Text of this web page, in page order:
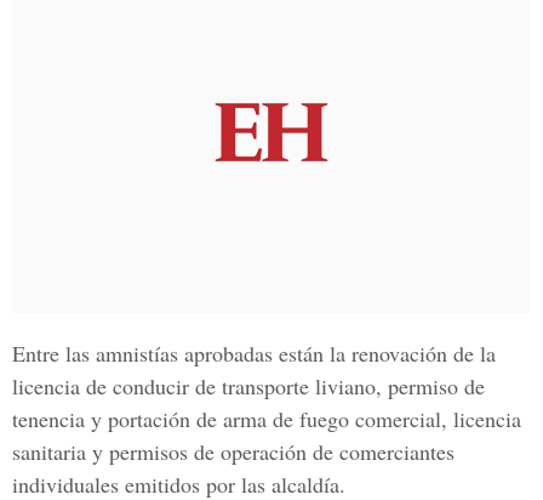
Entre las amnistías aprobadas están la renovación de la
licencia de conducir de transporte liviano, permiso de
tenencia y portación de arma de fuego comercial, licencia
sanitaria y permisos de operación de comerciantes
individuales emitidos por las alcaldía.